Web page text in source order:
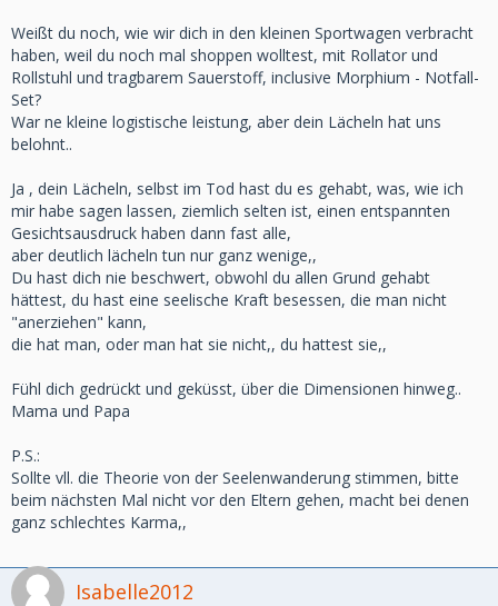
Weißt du noch, wie wir dich in den kleinen Sportwagen verbracht
haben, weil du noch mal shoppen wolltest, mit Rollator und
Rollstuhl und tragbarem Sauerstoff, inclusive Morphium - Notfall-
Set?
War ne kleine logistische leistung, aber dein Lächeln hat uns
belohnt..
Ja , dein Lächeln, selbst im Tod hast du es gehabt, was, wie ich
mir habe sagen lassen, ziemlich selten ist, einen entspannten
Gesichtsausdruck haben dann fast alle,
aber deutlich lächeln tun nur ganz wenige,,
Du hast dich nie beschwert, obwohl du allen Grund gehabt
hättest, du hast eine seelische Kraft besessen, die man nicht
"anerziehen" kann,
die hat man, oder man hat sie nicht,, du hattest sie,,
Fühl dich gedrückt und geküsst, über die Dimensionen hinweg..
Mama und Papa
P.S.:
Sollte vll. die Theorie von der Seelenwanderung stimmen, bitte
beim nächsten Mal nicht vor den Eltern gehen, macht bei denen
ganz schlechtes Karma,,
Isabelle2012